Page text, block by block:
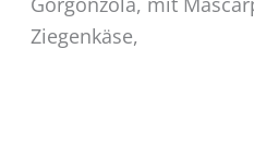
Ziegenkäse,